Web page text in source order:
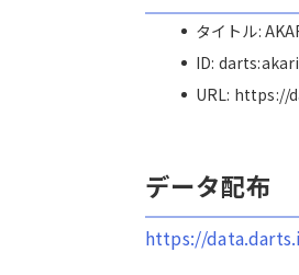
タイトル:
ID:
URL: https://
データ配布
https://